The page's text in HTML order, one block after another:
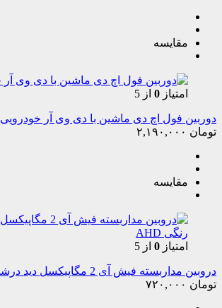
مقایسه
امتیاز 0 از 5
دوربین فول اچ دی ماشین با دی وی آر خودرویی
تومان
مقایسه
امتیاز 0 از 5
دروبین مداربسته فیش آی 2 مگاپیکسل دید درشب رنگی AHD
تومان